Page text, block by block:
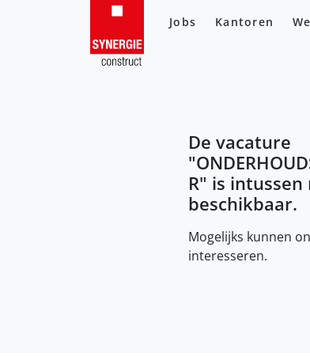
Jobs Kantoren
De vacature
"
R" is
beschikbaar.
Mogelijks kunnen
interesseren.